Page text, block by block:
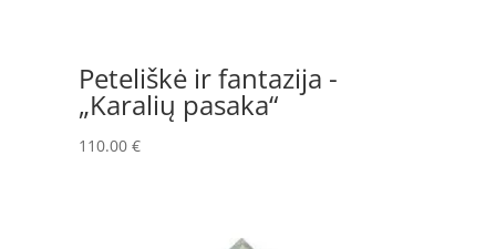
Peteliškė ir fantazija -
„Karalių pasaka“
110.00 €